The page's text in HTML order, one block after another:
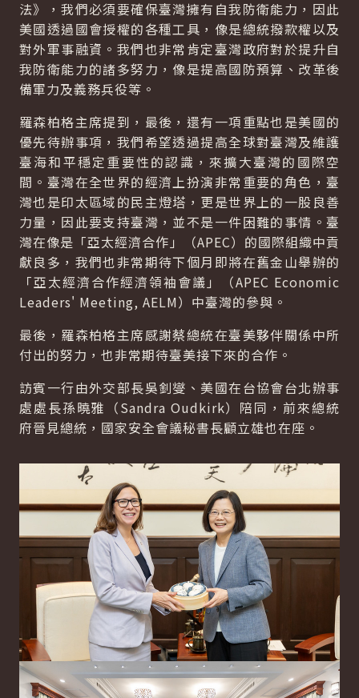
法》，我們必須要確保臺灣擁有自我防衛能力，因此
美國透過國會授權的各種工具，像是總統撥款權以及
對外軍事融資。我們也非常肯定臺灣政府對於提升自
我防衛能力的諸多努力，像是提高國防預算、改革後
備軍力及義務兵役等。
羅森柏格主席提到，最後，還有一項重點也是美國的
優先待辦事項，我們希望透過提高全球對臺灣及維護
臺海和平穩定重要性的認識，來擴大臺灣的國際空
間。臺灣在全世界的經濟上扮演非常重要的角色，臺
灣也是印太區域的民主燈塔，更是世界上的一股良善
力量，因此要支持臺灣，並不是一件困難的事情。臺
灣在像是「亞太經濟合作」（APEC）的國際組織中貢
獻良多，我們也非常期待下個月即將在舊金山舉辦的
「亞太經濟合作經濟領袖會議」（APEC Economic
Leaders' Meeting, AELM）中臺灣的參與。
最後，羅森柏格主席感謝蔡總統在臺美夥伴關係中所
付出的努力，也非常期待臺美接下來的合作。
訪賓一行由外交部長吳釗燮、美國在台協會台北辦事
處處長孫曉雅（Sandra Oudkirk）陪同，前來總統
府晉見總統，國家安全會議秘書長顧立雄也在座。